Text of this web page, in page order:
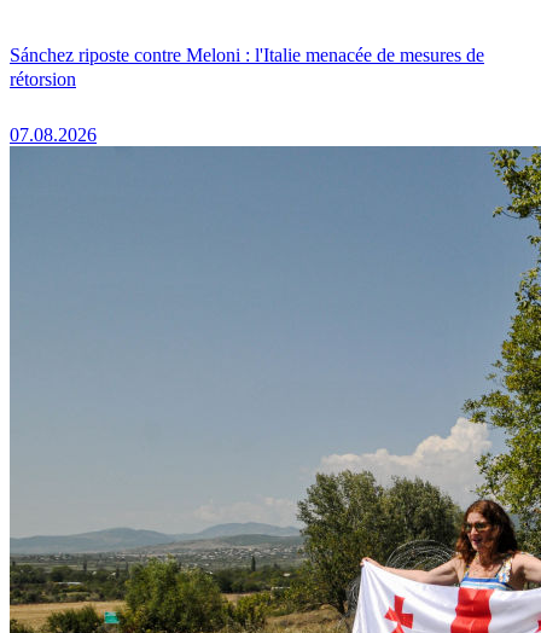
Sánchez riposte contre Meloni : l'Italie menacée de mesures de
rétorsion
07.08.2026